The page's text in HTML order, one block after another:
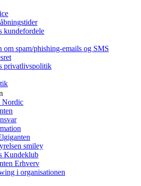
kundefordele
om spam/phishing-emails og SMS
privatlivspolitik
Nordic
smiley
Kundeklub
Erhverv
i organisationen